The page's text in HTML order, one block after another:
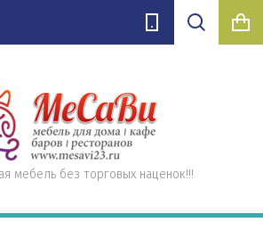
мебель без торговых наценок!!!
0